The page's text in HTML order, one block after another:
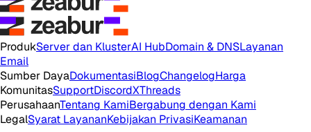
ProdukServer dan KlusterAI HubDomain & DNSLayanan
Email
Sumber DayaDokumentasiBlogChangelogHarga
KomunitasSupportDiscordXThreads
PerusahaanTentang KamiBergabung dengan Kami
LegalSyarat LayananKebijakan PrivasiKeamanan